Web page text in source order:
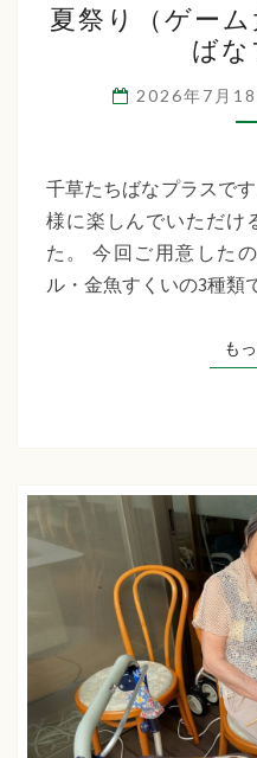
夏祭り（ゲー
ばな
2026年7月18
千草たちばなプラスで
様に楽しんでいただけ
た。 今回ご用意した
ル・金魚すくいの3種類
も